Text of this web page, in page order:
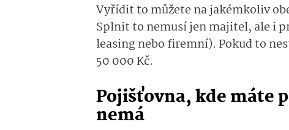
Vyřídit to můžete na jakémkoliv
Splnit to nemusí jen majitel, ale i
leasing nebo firemní). Pokud to
50 000 Kč.
Pojišťovna, kde máte
nemá